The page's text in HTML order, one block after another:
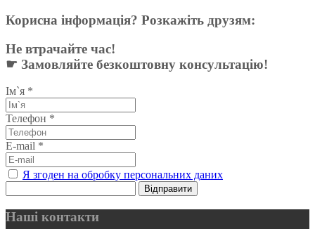
Корисна інформація? Розкажіть друзям:
Не втрачайте час!
☛ Замовляйте безкоштовну консультацію!
Ім`я *
Телефон *
E-mail *
Я згоден на обробку персональних даних
Відправити
Наші контакти